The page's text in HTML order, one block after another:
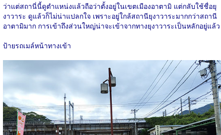
ว่าแต่สถานี่นี้ดูตำแหน่งแล้วถือว่าตั้งอยู่ในเขตเมืองอาตามิ แต่กลับใช้ชื่อยุ
งาวาระ ดูแล้วก็ไม่น่าแปลกใจ เพราะอยู่ใกล้สถานียุงาวาระมากกว่าสถานี
อาตามิมาก การเข้าถึงส่วนใหญ่น่าจะเข้าจากทางยุงาวาระเป็นหลักอยู่แล้ว
ป้ายรถเมล์หน้าทางเข้า